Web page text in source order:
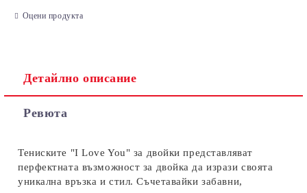
Оцени продукта
Детайлно описание
Ревюта
Тениските "I Love You" за двойки представляват
перфектната възможност за двойка да изрази своята
уникална връзка и стил. Съчетавайки забавни,